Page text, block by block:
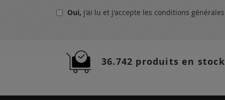
lettreOui, j'ai lu et j'accepte les conditions générales
36.742 produits en stock